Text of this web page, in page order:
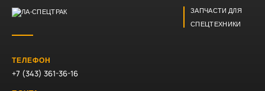
ЗАПЧАСТИ ДЛЯ
СПЕЦТЕХНИКИ
ТЕЛЕФОН
+7 (343) 361-36-16